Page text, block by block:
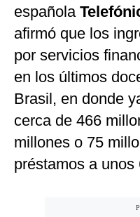
española
afirmó que los
por servicios
en los últimos
Brasil, en donde
cerca de 466
millones o 75
préstamos a